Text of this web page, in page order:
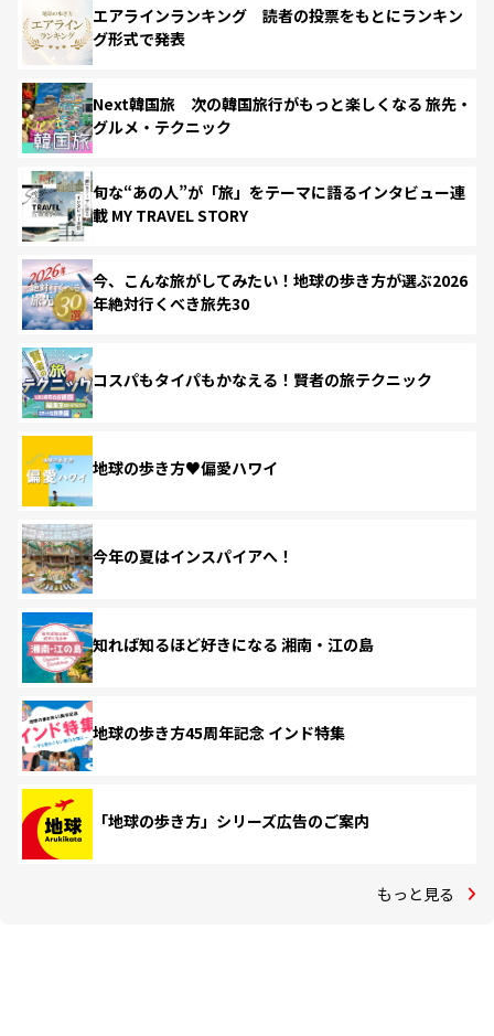
エアラインランキング 読者の投票をもとにランキン
グ形式で発表
Next韓国旅 次の韓国旅行がもっと楽しくなる 旅先・
グルメ・テクニック
旬な“あの人”が「旅」をテーマに語るインタビュー連
載 MY TRAVEL STORY
今、こんな旅がしてみたい！地球の歩き方が選ぶ2026
年絶対行くべき旅先30
コスパもタイパもかなえる！賢者の旅テクニック
地球の歩き方♥偏愛ハワイ
今年の夏はインスパイアへ！
知れば知るほど好きになる 湘南・江の島
地球の歩き方45周年記念 インド特集
「地球の歩き方」シリーズ広告のご案内
もっと見る